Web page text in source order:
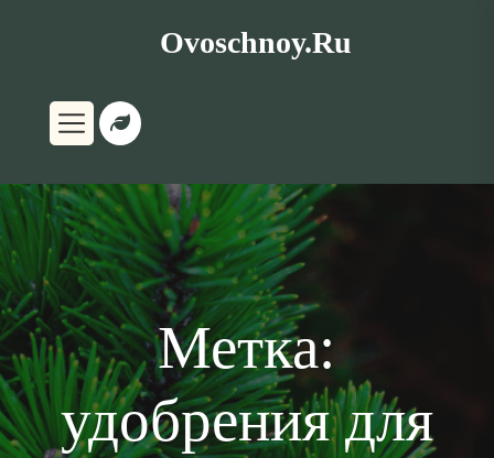
Ovoschnoy.ru
Метка:
удобрения для